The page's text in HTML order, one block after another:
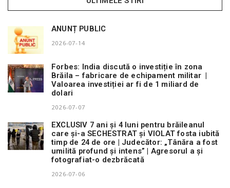
ANUNȚ PUBLIC
2026-07-14
Forbes: India discută o investiție în zona
Brăila – fabricare de echipament militar |
Valoarea investiției ar fi de 1 miliard de
dolari
2026-07-07
EXCLUSIV 7 ani și 4 luni pentru brăileanul
care și-a SECHESTRAT și VIOLAT fosta iubită
timp de 24 de ore | Judecător: „Tânăra a fost
umilită profund și intens” | Agresorul a și
fotografiat-o dezbrăcată
2026-07-06